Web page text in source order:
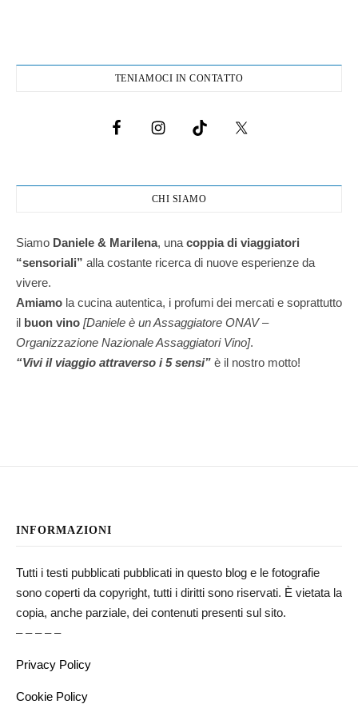
TENIAMOCI IN CONTATTO
CHI SIAMO
Siamo Daniele & Marilena, una coppia di viaggiatori
“sensoriali” alla costante ricerca di nuove esperienze da
vivere.
Amiamo la cucina autentica, i profumi dei mercati e soprattutto
il buon vino [Daniele è un Assaggiatore ONAV –
Organizzazione Nazionale Assaggiatori Vino].
“Vivi il viaggio attraverso i 5 sensi” è il nostro motto!
INFORMAZIONI
Tutti i testi pubblicati pubblicati in questo blog e le fotografie
sono coperti da copyright, tutti i diritti sono riservati. È vietata la
copia, anche parziale, dei contenuti presenti sul sito.
– – – – –
Privacy Policy
Cookie Policy